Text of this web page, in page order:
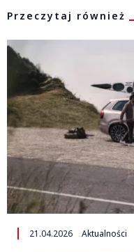
Przeczytaj również
21.04.2026 Aktualności